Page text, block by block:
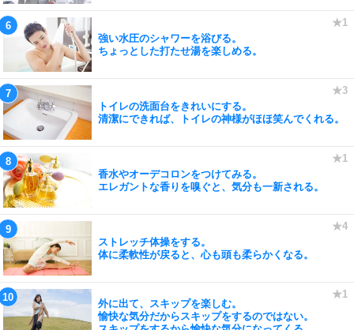
強い水圧のシャワーを浴びる。
ちょっとした打たせ湯を楽しめる。
トイレの洗面台をきれいにする。
清潔にできれば、トイレの神様がほほ笑んでくれる。
香水やオーデコロンをつけてみる。
エレガントな香りを嗅ぐと、気分も一新される。
ストレッチ体操をする。
体に柔軟性が戻ると、心も頭も柔らかくなる。
外に出て、スキップを楽しむ。
愉快な気分だからスキップをするのではない。